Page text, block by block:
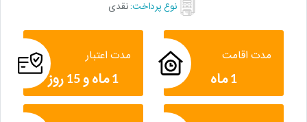
نوع پرداخت: نقدی
مدت اقامت
1 ماه
مدت اعتبار
1 ماه و 15 روز